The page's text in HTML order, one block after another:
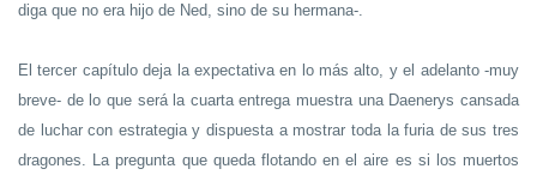
diga que no era hijo de Ned, sino de su hermana-.
El tercer capítulo deja la expectativa en lo más alto, y el adelanto -muy
breve- de lo que será la cuarta entrega muestra una Daenerys cansada
de luchar con estrategia y dispuesta a mostrar toda la furia de sus tres
dragones. La pregunta que queda flotando en el aire es si los muertos